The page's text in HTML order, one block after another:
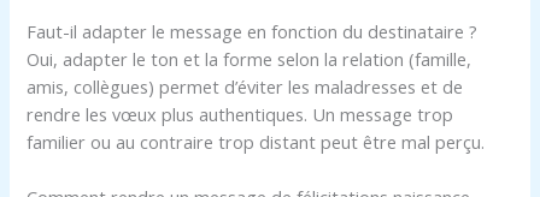
Faut-il adapter le message en fonction du destinataire ?
Oui, adapter le ton et la forme selon la relation (famille,
amis, collègues) permet d’éviter les maladresses et de
rendre les vœux plus authentiques. Un message trop
familier ou au contraire trop distant peut être mal perçu.